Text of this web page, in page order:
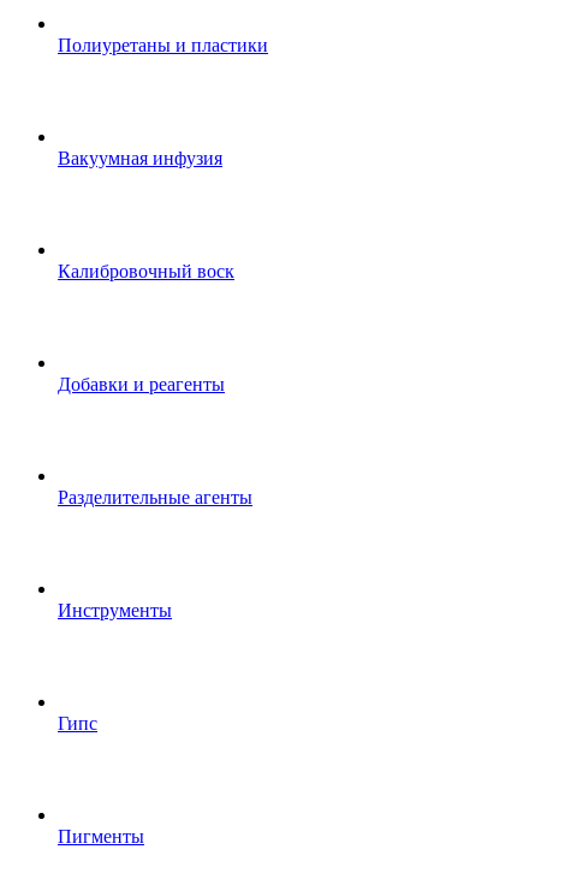
Полиуретаны и пластики
Вакуумная инфузия
Калибровочный воск
Добавки и реагенты
Разделительные агенты
Инструменты
Гипс
Пигменты